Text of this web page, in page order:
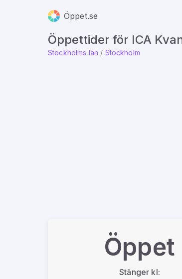
Öppet.se
Öppettider för ICA
Stockholms län / Stockholm
Öppet
Stänger kl: